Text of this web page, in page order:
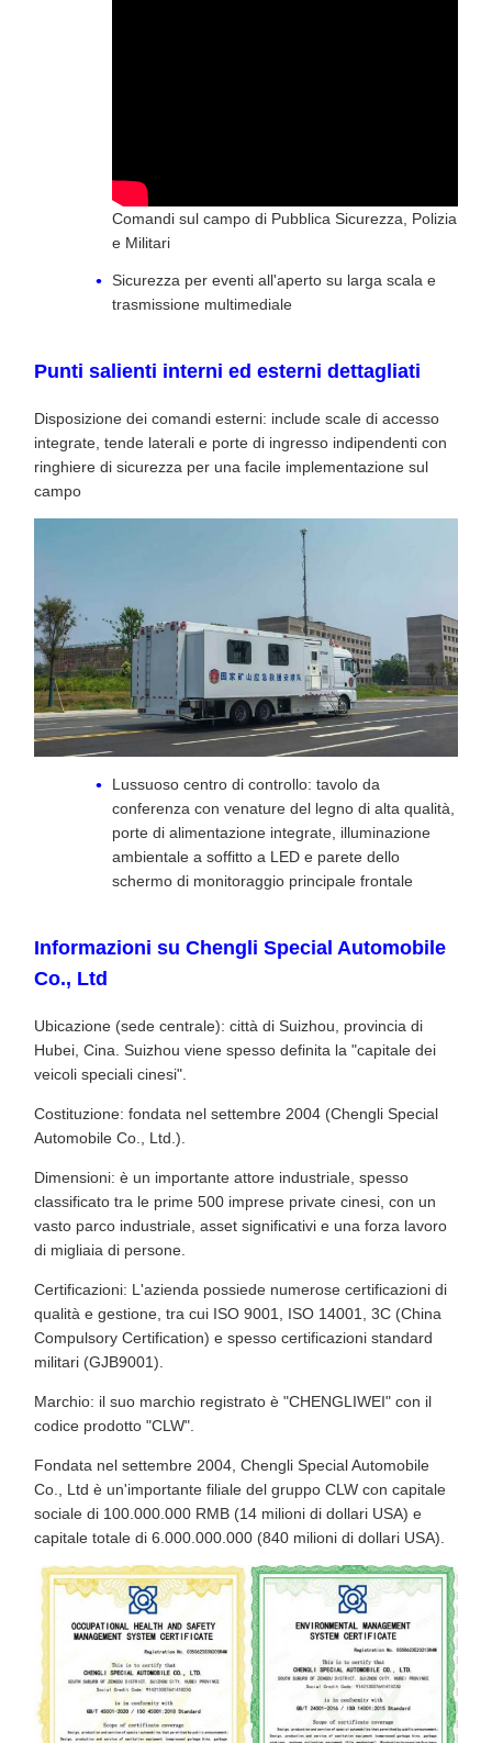
Comandi sul campo di Pubblica Sicurezza, Polizia
e Militari
Sicurezza per eventi all'aperto su larga scala e
trasmissione multimediale
Punti salienti interni ed esterni dettagliati
Disposizione dei comandi esterni: include scale di accesso
integrate, tende laterali e porte di ingresso indipendenti con
ringhiere di sicurezza per una facile implementazione sul
campo
Lussuoso centro di controllo: tavolo da
conferenza con venature del legno di alta qualità,
porte di alimentazione integrate, illuminazione
ambientale a soffitto a LED e parete dello
schermo di monitoraggio principale frontale
Informazioni su Chengli Special Automobile
Co., Ltd
Ubicazione (sede centrale): città di Suizhou, provincia di
Hubei, Cina. Suizhou viene spesso definita la "capitale dei
veicoli speciali cinesi".
Costituzione: fondata nel settembre 2004 (Chengli Special
Automobile Co., Ltd.).
Dimensioni: è un importante attore industriale, spesso
classificato tra le prime 500 imprese private cinesi, con un
vasto parco industriale, asset significativi e una forza lavoro
di migliaia di persone.
Certificazioni: L'azienda possiede numerose certificazioni di
qualità e gestione, tra cui ISO 9001, ISO 14001, 3C (China
Compulsory Certification) e spesso certificazioni standard
militari (GJB9001).
Marchio: il suo marchio registrato è "CHENGLIWEI" con il
codice prodotto "CLW".
Fondata nel settembre 2004, Chengli Special Automobile
Co., Ltd è un'importante filiale del gruppo CLW con capitale
sociale di 100.000.000 RMB (14 milioni di dollari USA) e
capitale totale di 6.000.000.000 (840 milioni di dollari USA).